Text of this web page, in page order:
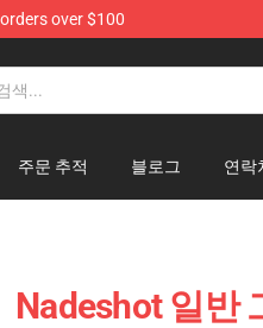
over $100
주문 추적 블로그 연락
Nadeshot 일반